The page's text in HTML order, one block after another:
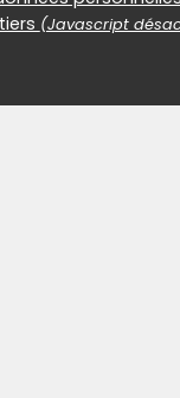
(Javascript